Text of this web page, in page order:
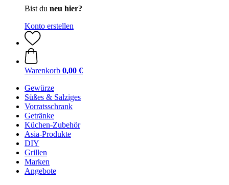
Bist du neu hier?
Konto erstellen
Warenkorb 0,00 €
Gewürze
Süßes & Salziges
Vorratsschrank
Getränke
Küchen-Zubehör
Asia-Produkte
DIY
Grillen
Marken
Angebote